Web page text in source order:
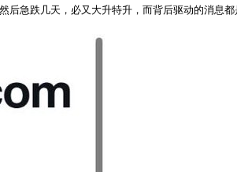
跌几天，必又大升特升，而背后驱动的